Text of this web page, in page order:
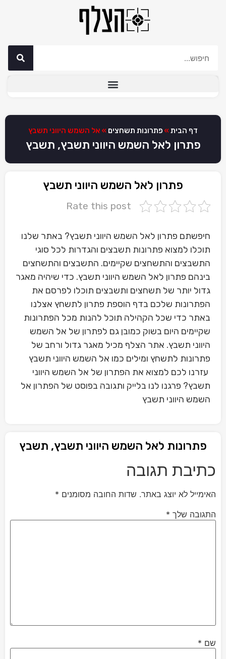
דף הבית » פתרונות תשחצים » אל השמש היווני תשבץ
פתרון לאל השמש היווני תשבץ, תשבץ
פתרון לאל השמש היווני תשבץ
Rate this post
חיפשתם פתרון לאל השמש היווני תשבץ? באתר שלנו
תוכלו למצוא פתרונות תשבצים והגדרות לכל סוגי
התשבצים והתשחצים שקיימים. התשבצים והתשחצים
בינהם פתרון לאל השמש היווני תשבץ. כדי שיהיה מאגר
גדול יותר של תשחצים ותשבצים תוכלו לפרסם את
הפתרונות שלכם בדף הוספת פתרון לתשחץ אצלנו
באתר כדי שכל הקהילה תוכל להנות מכל הפתרונות
שקיימים היום בשוק כמובן גם לפתרון של אל השמש
היווני תשבץ. אתר הצלף מכיל מאגר גדול ורחב של
פתרונות לתשחץ ומילים כמו אל השמש היווני תשבץ
עזרנו לכם למצוא את הפתרון של אל השמש היווני
תשבץ? פרגנו לנו בלייק ותגובה בפוסט של הפתרון אל
השמש היווני תשבץ
פתרונות לאל השמש היווני תשבץ, תשבץ
כתיבת תגובה
האימייל לא יוצג באתר. שדות החובה מסומנים *
התגובה שלך *
שם *